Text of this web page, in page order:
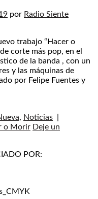
por Radio Siente
trabajo “Hacer o
corte más pop, en el
de la banda , con un
y las máquinas de
por Felipe Fuentes y
, Noticias
o Morir Deje un
POR: